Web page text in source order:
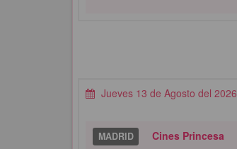
Jueves 13 de Agosto del 2026
MADRID Cines Princesa